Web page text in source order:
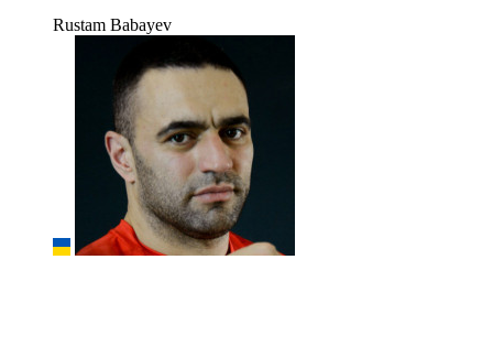
Rustam Babayev